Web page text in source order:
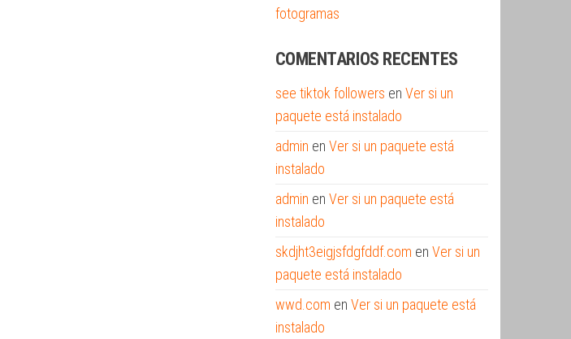
fotogramas
COMENTARIOS RECENTES
see tiktok followers en Ver si un
paquete está instalado
admin en Ver si un paquete está
instalado
admin en Ver si un paquete está
instalado
skdjht3eigjsfdgfddf.com en Ver si un
paquete está instalado
wwd.com en Ver si un paquete está
instalado